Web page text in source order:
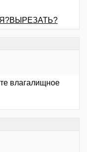
влагалищное